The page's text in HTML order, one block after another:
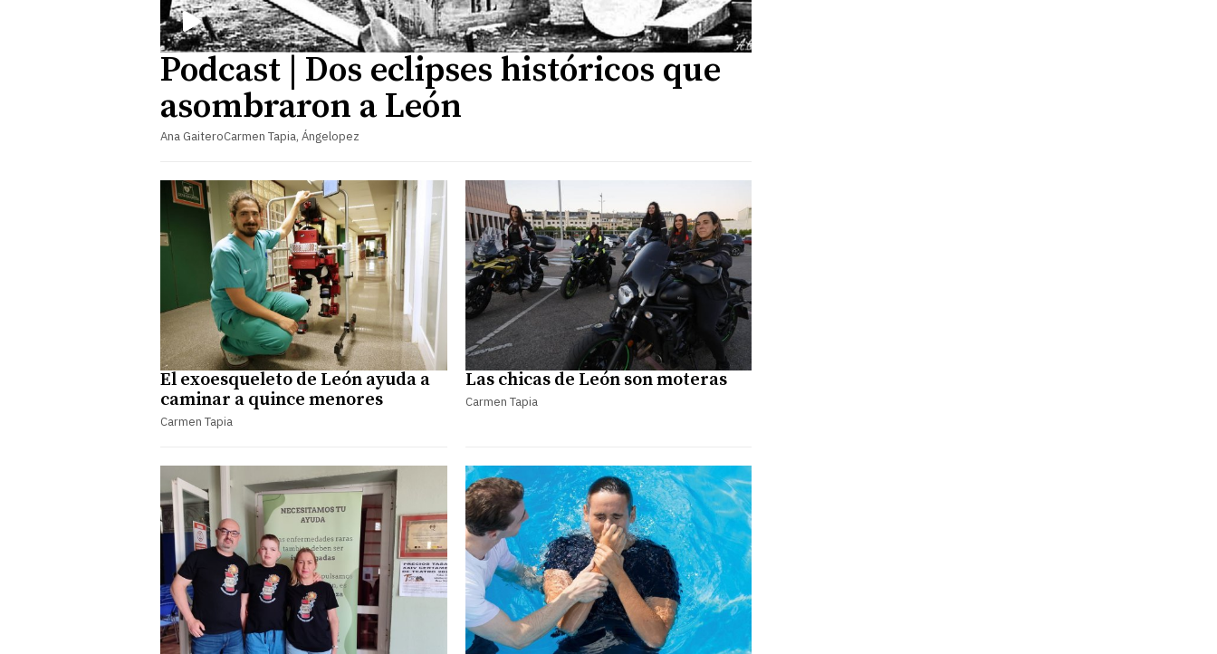
Podcast | Dos eclipses históricos que
asombraron a León
Ana GaiteroCarmen Tapia, Ángelopez
El exoesqueleto de León ayuda a
caminar a quince menores
Carmen Tapia
Las chicas de León son moteras
Carmen Tapia